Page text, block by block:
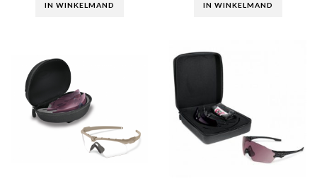
IN WINKELMAND IN WINKELMAND